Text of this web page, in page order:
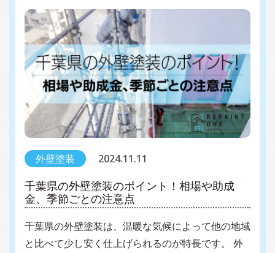
外壁塗装 2024.11.11
千葉県の外壁塗装のポイント！相場や助成
金、季節ごとの注意点
千葉県の外壁塗装は、温暖な気候によって他の地域
と比べて少し安く仕上げられるのが特長です。 外